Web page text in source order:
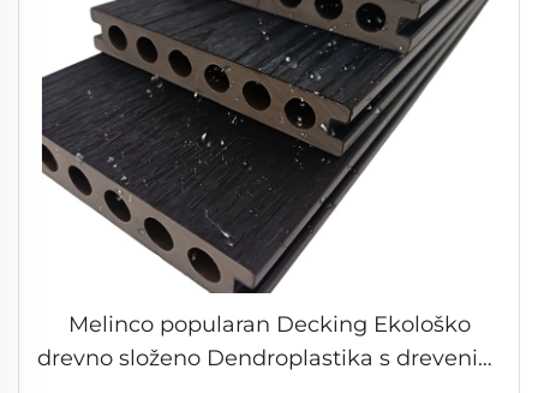
Melinco popularan Decking Ekološko
drevno složeno Dendroplastika s drevenim